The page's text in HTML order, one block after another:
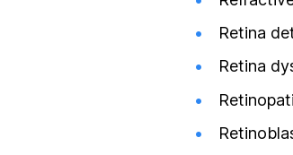
Retina
Retina